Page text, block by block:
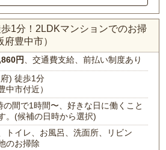
1分！2LDKマンションでのお掃
豊中市）
円 、交通費支給、前払い制度あり
) 徒歩1分
中市付近）
の間で1時間〜、好きな日に働くこと
。(候補の日時から選択)
トイレ、お風呂、洗面所、リビン
のお掃除